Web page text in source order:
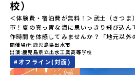
します。※結果に関する個別のお問合せに
ので、ご了承ください。・お申し込みにつ
限りです。PC・スマートフォンからお申
変更はできません。お申込時は、メールア
注意ください。・宿泊について１室に複数
いただく予定です。・食事アレルギー対応
レルギー対応希望にはお応えしかねる場合
散場所・時間】7月20日(祝月) 15：00頃
に新千歳空港を出発する便で手配ください
学3年生【宿泊先】ゲストハウス ヤント※
ッド（1室2～4名）で宿泊いただく予定で
行代金に含まれる費用のうち、以下の内容
費（2泊分）・プログラム内のアクティビ
事代※以下の費用は参加者のご負担となり
復交通費・お土産代や自由時間の個人飲食
を集めています 今回は、そんな大樹町の過
ンティアスピリッツに触れるアクティビテ
ットまで本物の現場を体感し、他では味わ
につかって楽しむことができます🎵大樹高
「町のぜんぶが教科書」！大樹高校の学び
ているだけではありません！農業や漁業か
で「町のぜんぶが教科書」 です。先輩たち
校）
＜体験費・宿泊費が無料！＞武士（さつま
市！夏の真っ青な海に思いっきり飛び込ん
作時間を体感してみませんか？「地元以外
る。いつか留学してみたい！」「自分の進
とひらきたい！」「ものづくりや工業高校
中学生のみなさんにおすすめ！「おためし
開催場所 鹿児島県出水市
出演 鹿児島県立出水工業高等学校
#オフライン(対面)